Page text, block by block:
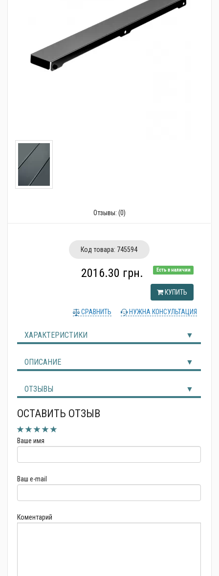
Отзывы: (0)
Код товара: 745594
Есть в наличии
2016.30 грн.
КУПИТЬ
СРАВНИТЬ НУЖНА КОНСУЛЬТАЦИЯ
ХАРАКТЕРИСТИКИ
ОПИСАНИЕ
ОТЗЫВЫ
ОСТАВИТЬ ОТЗЫВ
Ваше имя
Ваш e-mail
Коментарий
Канализация
Насосное оборудование
Полотенцесушители
Стабилизаторы, аккумуляторы, генераторы
Средства для монтажа и ухода